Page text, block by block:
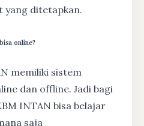
yang ditetapkan.
online?
memiliki sistem
dan offline. Jadi bagi
INTAN bisa belajar
saja